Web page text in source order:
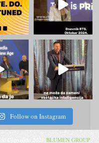
Follow on Instagram
© Copyright 2026 BLUMEN GROUP